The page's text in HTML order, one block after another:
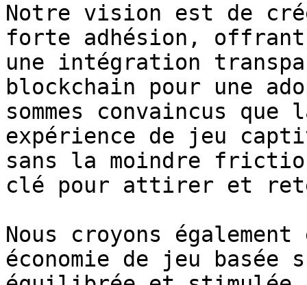
Notre vision est de
forte adhésion, offrant
une intégration
blockchain pour une
sommes convaincus
expérience de jeu
sans la moindre
clé pour attirer et
Nous croyons
économie de jeu